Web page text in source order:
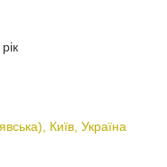
Київ, Україна